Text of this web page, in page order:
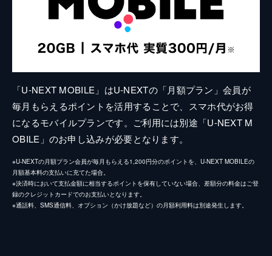
「U-NEXT MOBILE」はU-NEXTの「月額プラン」会員が
毎月もらえるポイントを活用することで、スマホ代がお得
になるモバイルプランです。ご利用には別途「U-NEXT M
OBILE」のお申し込みが必要となります。
※U-NEXTの月額プラン会員が毎月もらえる1,200円分のポイントを、U-NEXT MOBILEの
月額基本料の支払いに充てた場合。
※決済時において支払金額に相当するポイントを保有していない場合、差額分の料金はご登
録のクレジットカードでのお支払いとなります。
※通話料、SMS通信料、オプション（かけ放題など）の月額利用料は別途発生します。